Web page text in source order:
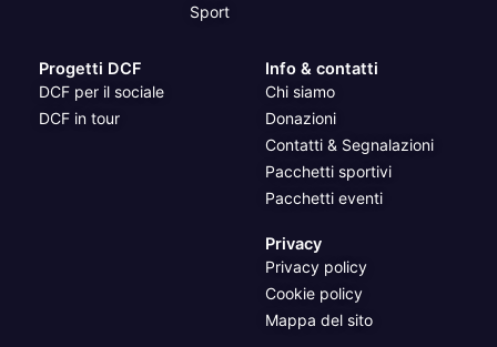
Sport
Progetti DCF
DCF per il sociale
DCF in tour
Info & contatti
Chi siamo
Donazioni
Contatti & Segnalazioni
Pacchetti sportivi
Pacchetti eventi
Privacy
Privacy policy
Cookie policy
Mappa del sito